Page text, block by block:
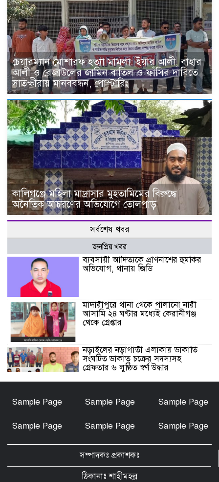
চেয়ারম্যান মোশারফ হত্যা মামলা: ইয়ার আলী, বাহার
আলী ও রেজাউলের জামিন বাতিল ও ফাঁসির দাবিতে
সাতক্ষীরায় মানববন্ধন, পোস্টারিং
কালিগঞ্জে মহিলা মাদ্রাসার মুহতামিমের বিরুদ্ধে
অনৈতিক আচরণের অভিযোগে তোলপাড়
সর্বশেষ খবর
জনপ্রিয় খবর
ব্যবসায়ী আদিত্যকে প্রাণনাশের হুমকির
অভিযোগ, থানায় জিডি
মাদারীপুরে থানা থেকে পালানো নারী
আসামি ২৪ ঘণ্টার মধ্যেই কেরানীগঞ্জ
থেকে গ্রেপ্তার
নড়াইলের নড়াগাতী এলাকায় ডাকাতি
সংঘটিত ডাকাত চক্রের সদস্যসহ
গ্রেফতার ৬ লুণ্ঠিত স্বর্ণ উদ্ধার
হত্যা মামলার আসামি আকাশ বিশ্বাস
আলী, বাহার আলী ও রেজাউলের জামিন
বাতিল ও ফাঁসির দাবিতে সাতক্ষীরায়
মানববন্ধন, পোস্টারিং
Sample Page Sample Page Sample Page
Sample Page Sample Page Sample Page
সম্পাদকঃ প্রকাশকঃ
ঠিকানাঃ শাহীমহল্ল